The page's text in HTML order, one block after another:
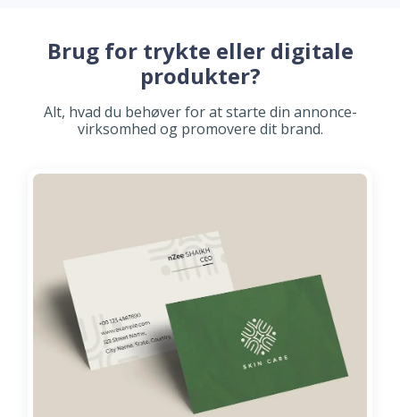
Brug for trykte eller digitale
produkter?
Alt, hvad du behøver for at starte din annonce-
virksomhed og promovere dit brand.